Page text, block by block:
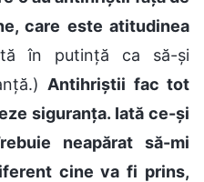
care este atitudinea
în putință ca să-și
Antihriștii fac tot
siguranța. Iată ce-și
neapărat să-mi
cine va fi prins,